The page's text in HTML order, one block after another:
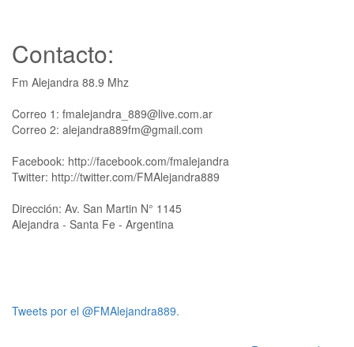
Contacto:
Fm Alejandra 88.9 Mhz
Correo 1: fmalejandra_889@live.com.ar
Correo 2: alejandra889fm@gmail.com
Facebook: http://facebook.com/fmalejandra
Twitter: http://twitter.com/FMAlejandra889
Dirección: Av. San Martin N° 1145
Alejandra - Santa Fe - Argentina
Tweets por el @FMAlejandra889.